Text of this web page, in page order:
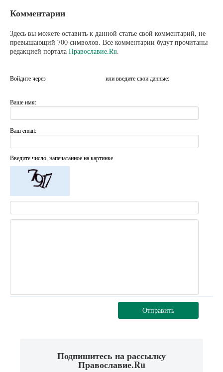
Комментарии
Здесь вы можете оставить к данной статье свой комментарий, не
превышающий 700 символов. Все комментарии будут прочитаны
редакцией портала Православие.Ru.
Войдите через или введите свои данные:
Ваше имя:
Ваш email:
Введите число, напечатанное на картинке
Отправить
Подпишитесь на рассылку
Православие.Ru